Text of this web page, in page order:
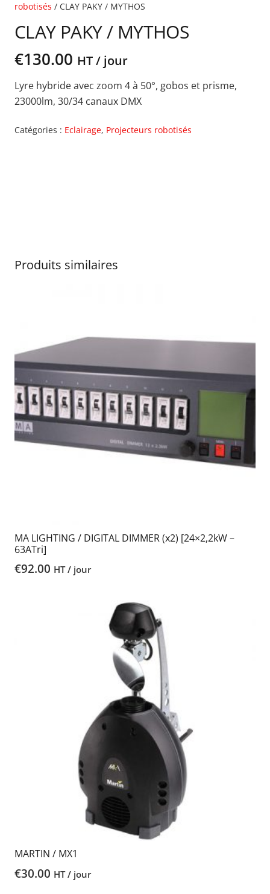
robotisés / CLAY PAKY / MYTHOS
CLAY PAKY / MYTHOS
€130.00 HT / jour
Lyre hybride avec zoom 4 à 50°, gobos et prisme,
23000lm, 30/34 canaux DMX
Catégories : Eclairage, Projecteurs robotisés
Produits similaires
MA LIGHTING / DIGITAL DIMMER (x2) [24×2,2kW –
63ATri]
€92.00 HT / jour
MARTIN / MX1
€30.00 HT / jour